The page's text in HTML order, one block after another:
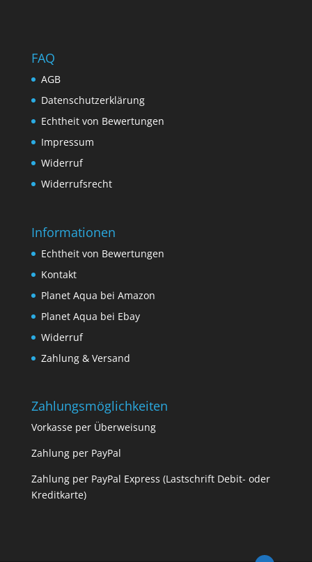
FAQ
AGB
Datenschutzerklärung
Echtheit von Bewertungen
Impressum
Widerruf
Widerrufsrecht
Informationen
Echtheit von Bewertungen
Kontakt
Planet Aqua bei Amazon
Planet Aqua bei Ebay
Widerruf
Zahlung & Versand
Zahlungsmöglichkeiten
Vorkasse per Überweisung
Zahlung per PayPal
Zahlung per PayPal Express (Lastschrift Debit- oder
Kreditkarte)